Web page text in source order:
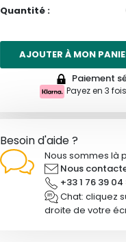
Quantité :
AJOUTER À MON
Paiement
Payez en 3
Besoin d'aide ?
Nous sommes là
Nous
+33 1 76 39 04
Chat: cliquez
droite de votre